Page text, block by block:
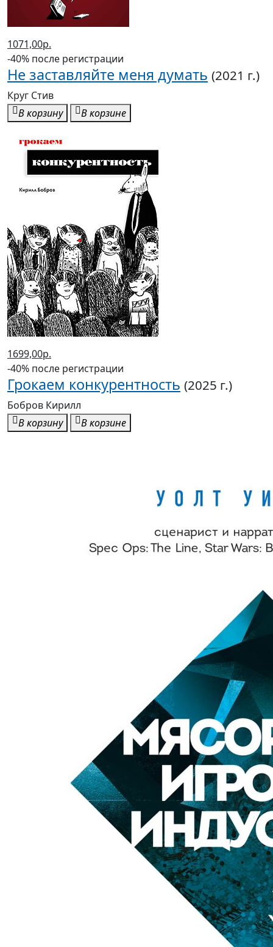
1071,00р.
-40% после регистрации
Не заставляйте меня думать (2021 г.)
Круг Стив
В корзину
В корзине
1699,00р.
-40% после регистрации
Грокаем конкурентность (2025 г.)
Бобров Кирилл
В корзину
В корзине